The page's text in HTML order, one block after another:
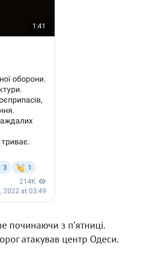
починаючи з пʼятниці.
атакував центр Одеси.